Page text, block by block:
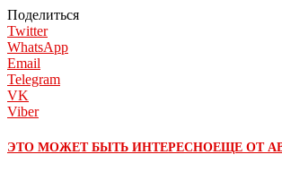
Поделиться
Twitter
WhatsApp
Email
Telegram
VK
Viber
ЭТО МОЖЕТ БЫТЬ ИНТЕРЕСНОЕЩЕ ОТ